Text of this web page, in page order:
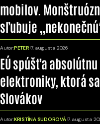
mobilov.
sľubuje
Autor:PETER 7. augusta 2026
EÚ spúšťa
elektroniky, ktorá
Slovákov
Autor:KRISTÍNA SUDOROVÁ 7. augusta